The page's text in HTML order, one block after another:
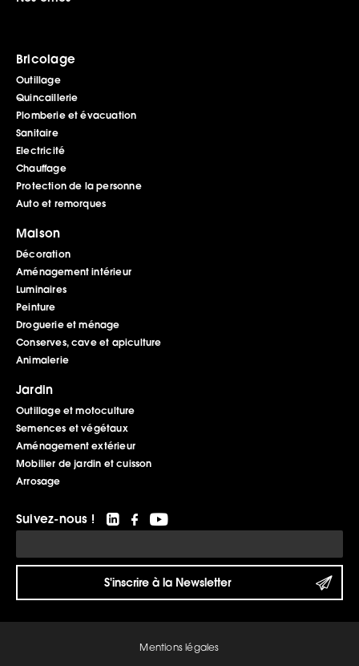
Bricolage
Outillage
Quincaillerie
Plomberie et évacuation
Sanitaire
Electricité
Chauffage
Protection de la personne
Auto et remorques
Maison
Décoration
Aménagement intérieur
Luminaires
Peinture
Droguerie et ménage
Conserves, cave et apiculture
Animalerie
Jardin
Outillage et motoculture
Semences et végétaux
Aménagement extérieur
Mobilier de jardin et cuisson
Arrosage
Suivez-nous !
Mentions légales